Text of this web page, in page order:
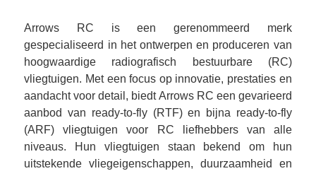
Arrows RC is een gerenommeerd merk
gespecialiseerd in het ontwerpen en produceren van
hoogwaardige radiografisch bestuurbare (RC)
vliegtuigen. Met een focus op innovatie, prestaties en
aandacht voor detail, biedt Arrows RC een gevarieerd
aanbod van ready-to-fly (RTF) en bijna ready-to-fly
(ARF) vliegtuigen voor RC liefhebbers van alle
niveaus. Hun vliegtuigen staan bekend om hun
uitstekende vliegeigenschappen, duurzaamheid en